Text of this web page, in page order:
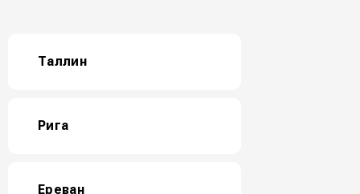
Таллин
Рига
Ереван